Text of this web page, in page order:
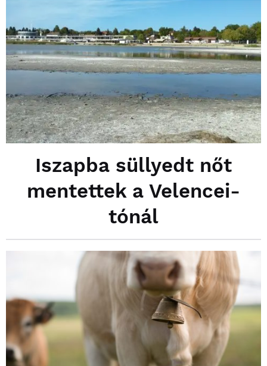
Iszapba süllyedt nőt
mentettek a Velencei-
tónál